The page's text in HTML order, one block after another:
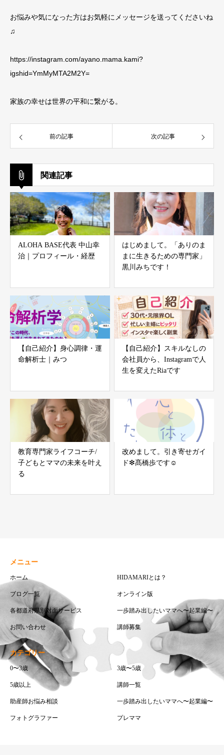
お悩みや気になった方はお気軽にメッセージを送ってくださいね
♫
https://instagram.com/ayano.mama.kami?
igshid=YmMyMTA2M2Y=
家族の幸せは世界の平和に繋がる。
前の記事 次の記事
関連記事
ALOHA BASE代表 中山幸
治｜プロフィール・経歴
はじめまして。「ありのま
まに生きるための専門家」
黒川みちです！
【自己紹介】身心調律・運
命解析士｜みつ
【自己紹介】スキルなしの
会社員から、Instagramで人
生を変えたRiaです
教育専門家ライフコーチ/
子どもとママの未来を叶え
る
改めまして。引き寄せガイ
ド❇︎髙橋歩です☺︎
メニュー
ホーム HIDAMARIとは？
ブログ一覧 オンライン版
各都道府県別対面サービス 一歩踏み出したいママへ〜起業編〜
お問い合わせ 講師募集
カテゴリー
0〜3歳 3歳〜5歳
5歳以上 講師一覧
助産師お悩み相談 一歩踏み出したいママへ〜起業編〜
フォトグラファー プレママ